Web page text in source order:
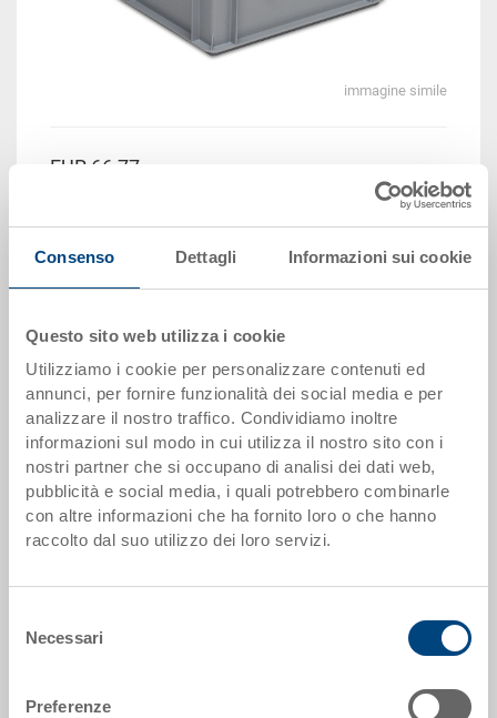
Consenso Dettagli Informazioni sui cookie
Questo sito web utilizza i cookie
Utilizziamo i cookie per personalizzare contenuti ed
annunci, per fornire funzionalità dei social media e per
analizzare il nostro traffico. Condividiamo inoltre
informazioni sul modo in cui utilizza il nostro sito con i
nostri partner che si occupano di analisi dei dati web,
pubblicità e social media, i quali potrebbero combinarle
con altre informazioni che ha fornito loro o che hanno
raccolto dal suo utilizzo dei loro servizi.
delNecessari
Preferenze
immagine simile
EUR 66,77
Disponbilità: gestito a stock
Il prodotto non può essere ordinato online:Richiedi
offerta
Scaglioni quantità
da 5 pezzi EUR 66,77
da 50 pezzi EUR 59,92
da 100 pezzi EUR 57,58
da 250 pezzi EUR 55,36
Dati articolo
36-205-GGVS.7000.5100